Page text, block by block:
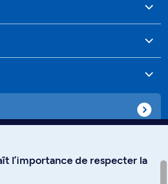
l’importance de respecter la